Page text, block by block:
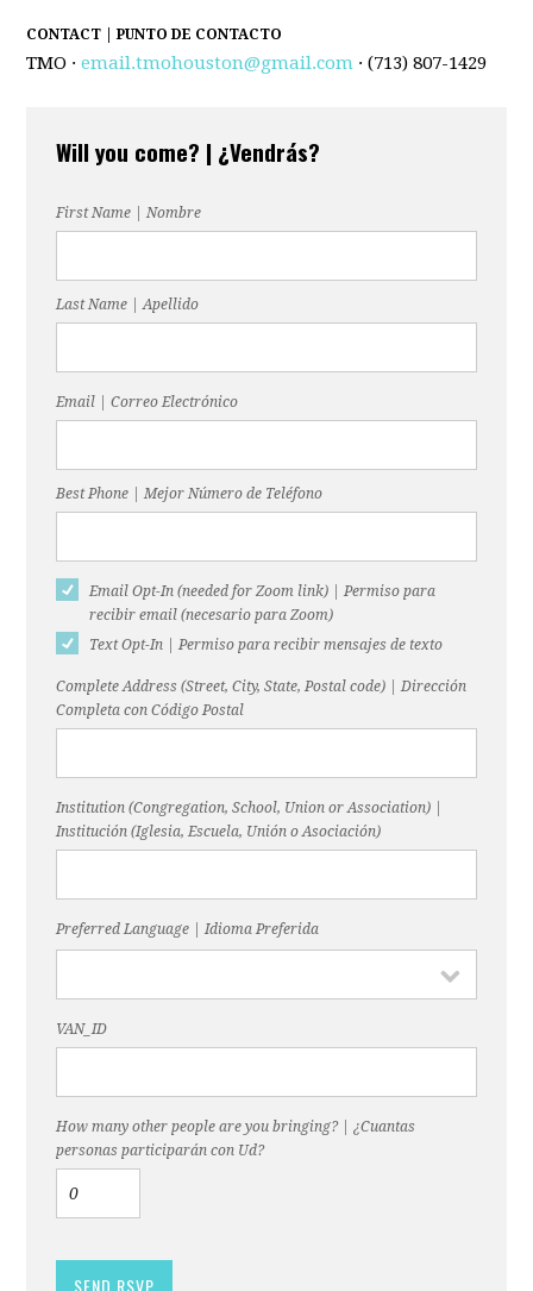
CONTACT | PUNTO DE CONTACTO
TMO ·email.tmohouston@gmail.com · (713) 807-1429
Will you come? | ¿Vendrás?
First Name | Nombre
Last Name | Apellido
Email | Correo Electrónico
Best Phone | Mejor Número de Teléfono
Email Opt-In (needed for Zoom link) | Permiso para
recibir email (necesario para Zoom)
Text Opt-In | Permiso para recibir mensajes de texto
Complete Address (Street, City, State, Postal code) | Dirección
Completa con Código Postal
Institution (Congregation, School, Union or Association) |
Institución (Iglesia, Escuela, Unión o Asociación)
Preferred Language | Idioma Preferida
VAN_ID
How many other people are you bringing? | ¿Cuantas
personas participarán con Ud?